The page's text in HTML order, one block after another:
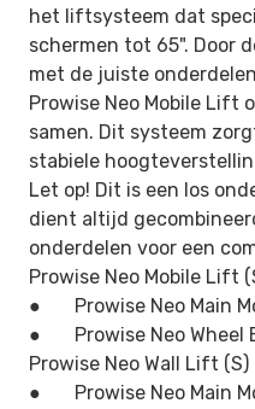
het liftsysteem dat
schermen tot 65". Door
met de juiste
Prowise Neo Mobile Lift
samen. Dit systeem
stabiele
Let op! Dit is een los
dient altijd
onderdelen voor een
Prowise Neo Mobile Lift
● Prowise Neo Main
● Prowise Neo Wheel
Prowise Neo Wall Lift (S)
● Prowise Neo Main